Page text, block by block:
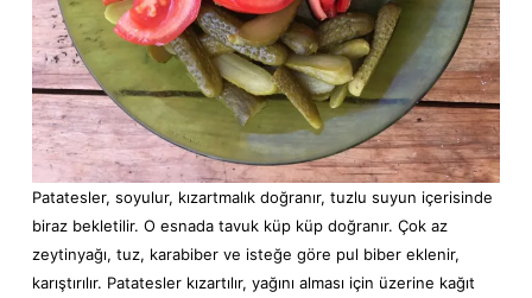
Patatesler, soyulur, kızartmalık doğranır, tuzlu suyun içerisinde
biraz bekletilir. O esnada tavuk küp küp doğranır. Çok az
zeytinyağı, tuz, karabiber ve isteğe göre pul biber eklenir,
karıştırılır. Patatesler kızartılır, yağını alması için üzerine kağıt